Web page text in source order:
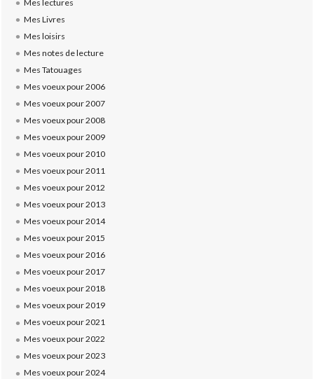
Mes lectures
Mes Livres
Mes loisirs
Mes notes de lecture
Mes Tatouages
Mes voeux pour 2006
Mes voeux pour 2007
Mes voeux pour 2008
Mes voeux pour 2009
Mes voeux pour 2010
Mes voeux pour 2011
Mes voeux pour 2012
Mes voeux pour 2013
Mes voeux pour 2014
Mes voeux pour 2015
Mes voeux pour 2016
Mes voeux pour 2017
Mes voeux pour 2018
Mes voeux pour 2019
Mes voeux pour 2021
Mes voeux pour 2022
Mes voeux pour 2023
Mes voeux pour 2024